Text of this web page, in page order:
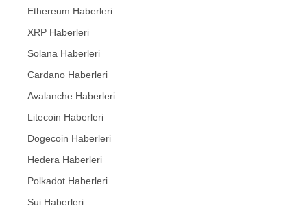
Ethereum Haberleri
XRP Haberleri
Solana Haberleri
Cardano Haberleri
Avalanche Haberleri
Litecoin Haberleri
Dogecoin Haberleri
Hedera Haberleri
Polkadot Haberleri
Sui Haberleri